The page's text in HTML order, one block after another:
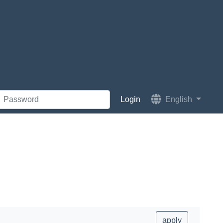
English
apply